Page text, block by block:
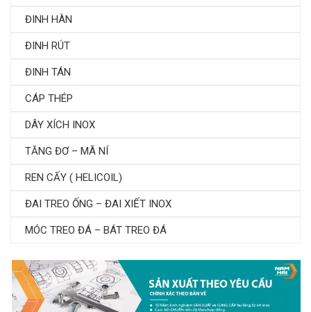
ĐINH HÀN
ĐINH RÚT
ĐINH TÁN
CÁP THÉP
DÂY XÍCH INOX
TĂNG ĐƠ – MÃ NÍ
REN CẤY ( HELICOIL)
ĐAI TREO ỐNG – ĐAI XIẾT INOX
MÓC TREO ĐÁ – BÁT TREO ĐÁ